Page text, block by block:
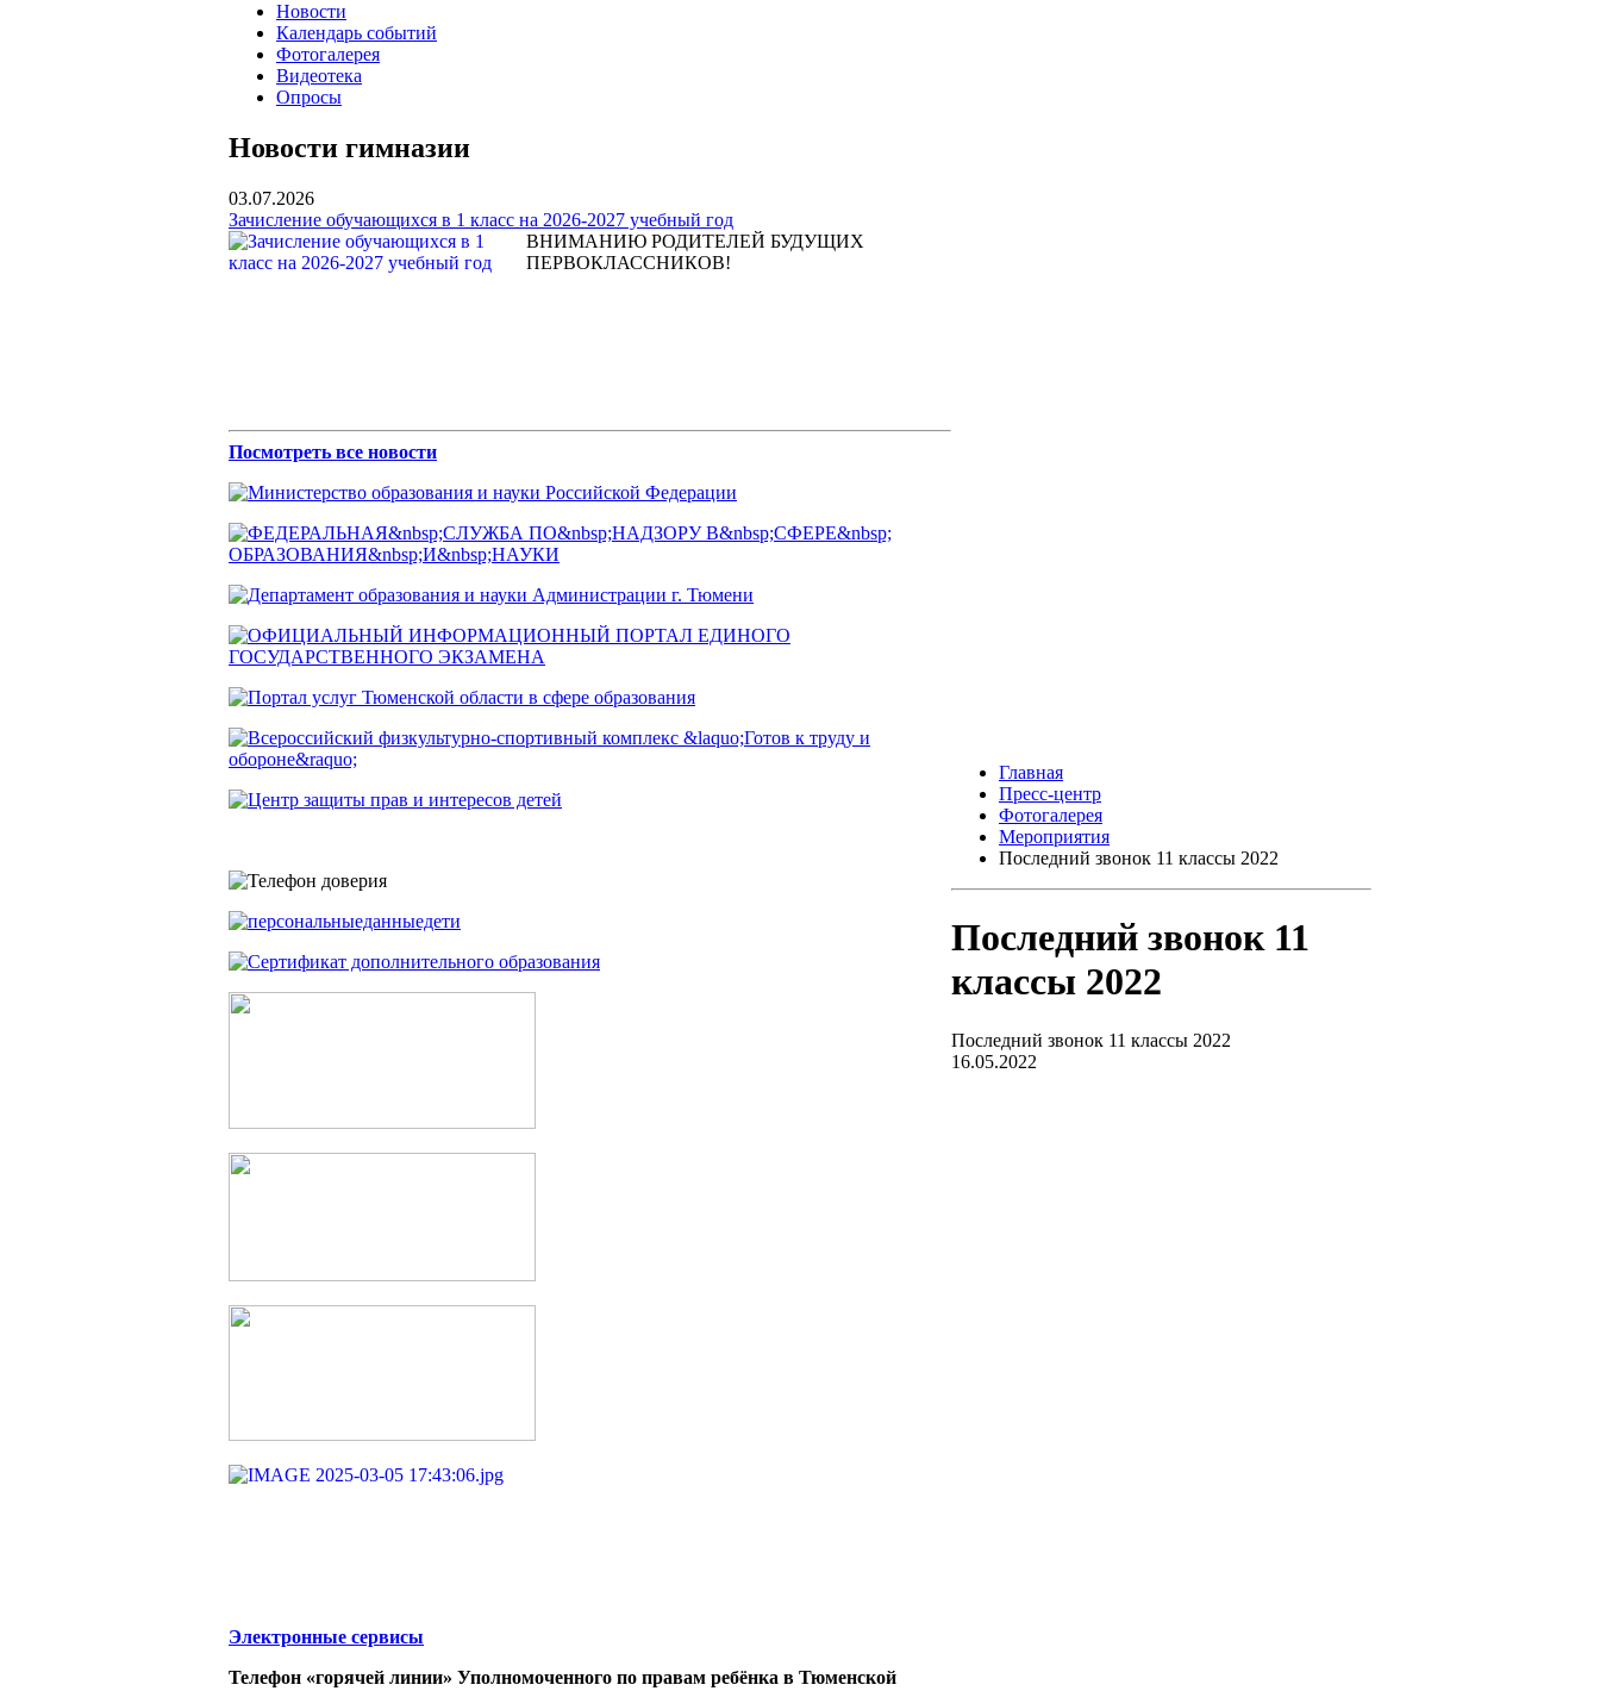
Новости
Календарь событий
Фотогалерея
Видеотека
Опросы
Новости гимназии
03.07.2026
Зачисление обучающихся в 1 класс на 2026-2027 учебный год
ВНИМАНИЮ РОДИТЕЛЕЙ БУДУЩИХ
ПЕРВОКЛАССНИКОВ!
Посмотреть все новости
Электронные сервисы
Телефон «горячей линии» Уполномоченного по правам ребёнка в Тюменской
Главная
Пресс-центр
Фотогалерея
Мероприятия
Последний звонок 11 классы 2022
Последний звонок 11
классы 2022
Последний звонок 11 классы 2022
16.05.2022